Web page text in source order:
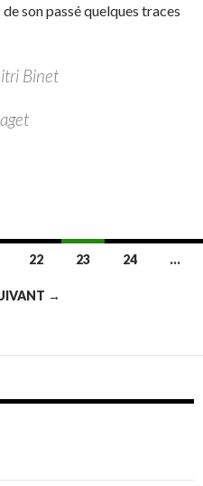
son passé quelques traces
Binet
22 23 24 …
→